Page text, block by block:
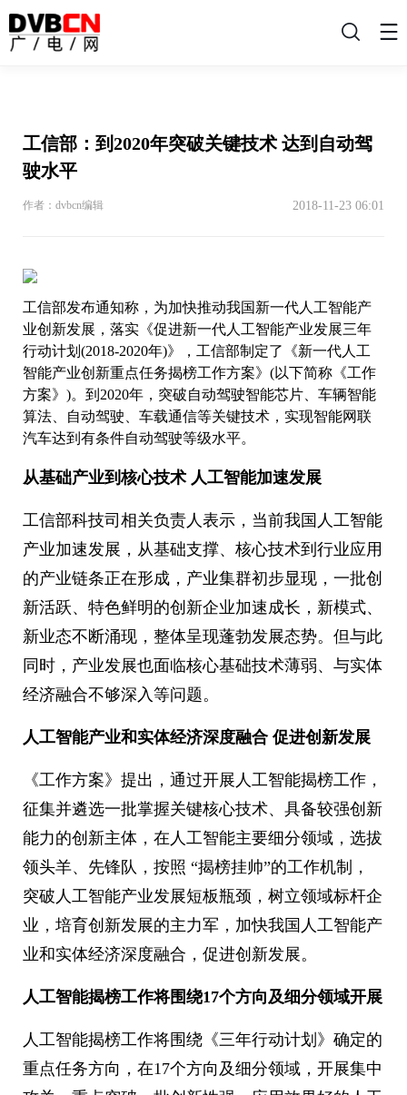
搜
工信部：到2020年突破关键技术 达到自动驾
驶水平
作者：dvbcn编辑 2018-11-23 06:01
工信部发布通知称，为加快推动我国新一代人工智能产
业创新发展，落实《促进新一代人工智能产业发展三年
行动计划(2018-2020年)》，工信部制定了《新一代人工
智能产业创新重点任务揭榜工作方案》(以下简称《工作
方案》)。到2020年，突破自动驾驶智能芯片、车辆智能
算法、自动驾驶、车载通信等关键技术，实现智能网联
汽车达到有条件自动驾驶等级水平。
从基础产业到核心技术 人工智能加速发展
工信部科技司相关负责人表示，当前我国人工智能
产业加速发展，从基础支撑、核心技术到行业应用
的产业链条正在形成，产业集群初步显现，一批创
新活跃、特色鲜明的创新企业加速成长，新模式、
新业态不断涌现，整体呈现蓬勃发展态势。但与此
同时，产业发展也面临核心基础技术薄弱、与实体
经济融合不够深入等问题。
人工智能产业和实体经济深度融合 促进创新发展
《工作方案》提出，通过开展人工智能揭榜工作，
征集并遴选一批掌握关键核心技术、具备较强创新
能力的创新主体，在人工智能主要细分领域，选拔
领头羊、先锋队，按照 “揭榜挂帅”的工作机制，
突破人工智能产业发展短板瓶颈，树立领域标杆企
业，培育创新发展的主力军，加快我国人工智能产
业和实体经济深度融合，促进创新发展。
人工智能揭榜工作将围绕17个方向及细分领域开展
人工智能揭榜工作将围绕《三年行动计划》确定的
重点任务方向，在17个方向及细分领域，开展集中